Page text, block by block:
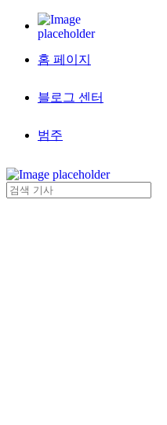
홈 페이지
블로그 센터
범주